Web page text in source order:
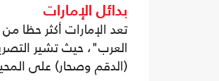
بدائل الإمارات
تعد الإمارات أكثر حظا
العرب"، حيث تشير
(الدقم وصحار) على